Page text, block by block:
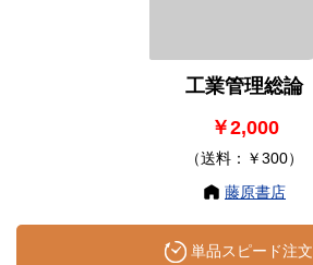
工業管理総論
￥2,000
（送料：￥300）
藤原書店
単品スピード注文